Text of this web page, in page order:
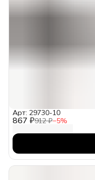
867 ₽912 ₽−5%
Арт: 29730-10